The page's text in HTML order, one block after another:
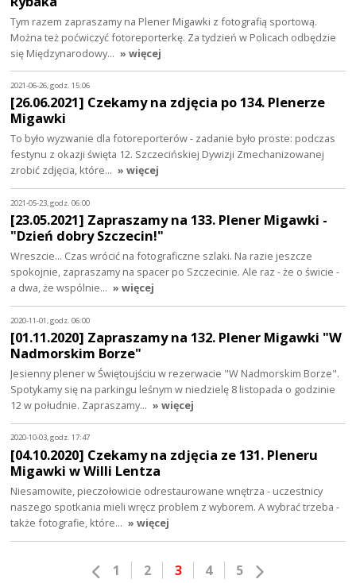
Tym razem zapraszamy na Plener Migawki z fotografią sportową.
Można też poćwiczyć fotoreporterkę. Za tydzień w Policach odbędzie
się Międzynarodowy… » więcej
2021-06-26, godz. 15:06
[26.06.2021] Czekamy na zdjęcia po 134. Plenerze
Migawki
To było wyzwanie dla fotoreporterów - zadanie było proste: podczas
festynu z okazji święta 12. Szczecińskiej Dywizji Zmechanizowanej
zrobić zdjęcia, które… » więcej
2021-05-23, godz. 06:00
[23.05.2021] Zapraszamy na 133. Plener Migawki -
"Dzień dobry Szczecin!"
Wreszcie... Czas wrócić na fotograficzne szlaki. Na razie jeszcze
spokojnie, zapraszamy na spacer po Szczecinie. Ale raz - że o świcie -
a dwa, że wspólnie… » więcej
2020-11-01, godz. 06:00
[01.11.2020] Zapraszamy na 132. Plener Migawki "W
Nadmorskim Borze"
Jesienny plener w Świętoujściu w rezerwacie "W Nadmorskim Borze".
Spotykamy się na parkingu leśnym w niedzielę 8 listopada o godzinie
12 w południe. Zapraszamy… » więcej
2020-10-03, godz. 17:47
[04.10.2020] Czekamy na zdjęcia ze 131. Pleneru
Migawki w Willi Lentza
Niesamowite, pieczołowicie odrestaurowane wnętrza - uczestnicy
naszego spotkania mieli wręcz problem z wyborem. A wybrać trzeba -
także fotografie, które… » więcej
1 2 3 4 5